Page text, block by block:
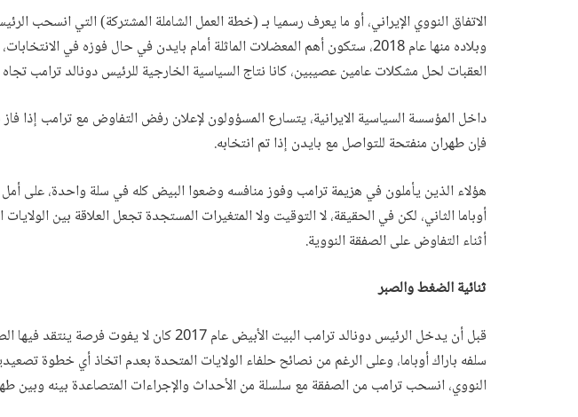
الاتفاق النووي الإيراني، أو ما يعرف رسميا بـ (خطة العمل الشاملة المشتركة) التي انسحب
وبلاده منها عام 2018، ستكون أهم المعضلات الماثلة أمام بايدن في حال فوزه في
العقبات لحل مشكلات عامين عصيبين، كانا نتاج السياسية الخارجية للرئيس دونالد ترامب تجاه
داخل المؤسسة السياسية الايرانية، يتسارع المسؤولون لإعلان رفض التفاوض مع ترامب إذا فاز
فإن طهران منفتحة للتواصل مع بايدن إذا تم انتخابه.
هؤلاء الذين يأملون في هزيمة ترامب وفوز منافسه وضعوا البيض كله في سلة واحدة، على
أوباما الثاني، لكن في الحقيقة، لا التوقيت ولا المتغيرات المستجدة تجعل العلاقة بين
أثناء التفاوض على الصفقة النووية.
ثنائية الضغط والصبر
قبل أن يدخل الرئيس دونالد ترامب البيت الأبيض عام 2017 كان
سلفه باراك أوباما، وعلى الرغم من نصائح حلفاء الولايات المتحدة بعدم اتخاذ أي خطوة
النووي، انسحب ترامب من الصفقة مع سلسلة من الأحداث والإجراءات المتصاعدة بينه وبين